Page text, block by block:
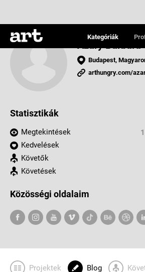
Kategóriák
Azary Barbara
Budapest,
arthungry.com/
Statisztikák
Megtekintések
Kedvelések
Követők
Követések
Közösségi oldalaim
Projektek Blog